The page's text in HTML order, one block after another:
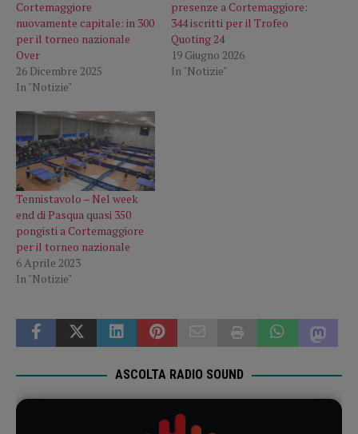
Cortemaggiore
nuovamente capitale: in 300
per il torneo nazionale
Over
26 Dicembre 2025
In "Notizie"
presenze a Cortemaggiore:
344 iscritti per il Trofeo
Quoting 24
19 Giugno 2026
In "Notizie"
Tennistavolo – Nel week
end di Pasqua quasi 350
pongisti a Cortemaggiore
per il torneo nazionale
6 Aprile 2023
In "Notizie"
ASCOLTA RADIO SOUND